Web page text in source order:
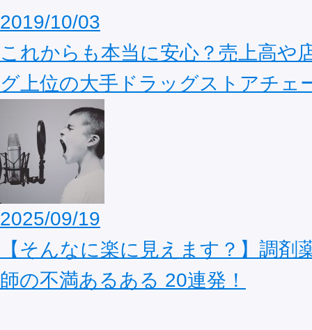
2019/10/03
これからも本当に安心？売上高や
グ上位の大手ドラッグストアチェ
2025/09/19
【そんなに楽に見えます？】調剤
師の不満あるある 20連発！